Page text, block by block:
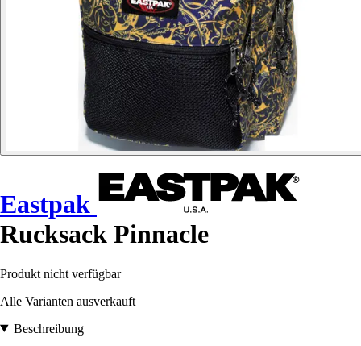
Eastpak
Rucksack Pinnacle
Produkt nicht verfügbar
Alle Varianten ausverkauft
Beschreibung